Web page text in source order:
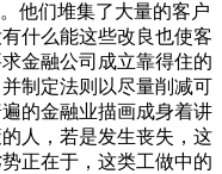
他们堆集了大量的客户
什么能这些改良也使客
金融公司成立靠得住的
制定法则以尽量削减可
的金融业描画成身着讲
人，若是发生丧失，这
正在于，这类工做中的